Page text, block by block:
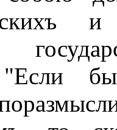
"Если